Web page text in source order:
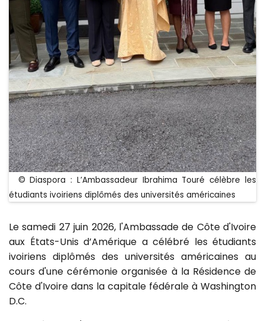
© Diaspora : L’Ambassadeur Ibrahima Touré célèbre les
étudiants ivoiriens diplômés des universités américaines
Le samedi 27 juin 2026, l'Ambassade de Côte d'Ivoire
aux États-Unis d’Amérique a célébré les étudiants
ivoiriens diplômés des universités américaines au
cours d'une cérémonie organisée à la Résidence de
Côte d'Ivoire dans la capitale fédérale à Washington
D.C.